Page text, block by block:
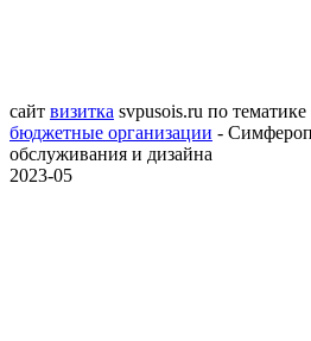
сайт визитка svpusois.ru по тематике
бюджетные организации -
обслуживания и дизайна
2023-05